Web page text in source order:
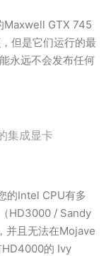
Maxwell GTX 745
，但是它们运行的最
永远不会发布任何
集成显卡
的Intel CPU有多
HD3000 / Sandy
并且无法在Mojave
HD4000的 Ivy